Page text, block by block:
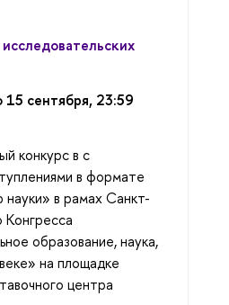
15 сентября, 23:59
конкурс в с
в формате
в рамах Санкт-
Конгресса
образование, наука,
на площадке
центра